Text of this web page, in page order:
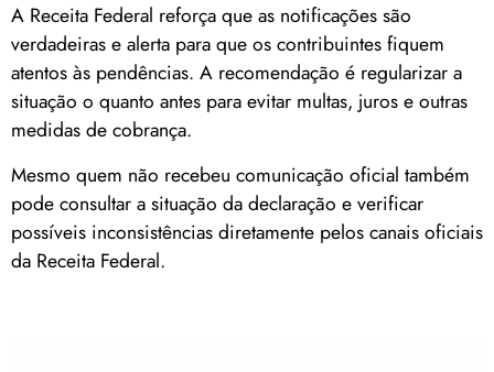
A Receita Federal reforça que as notificações são
verdadeiras e alerta para que os contribuintes fiquem
atentos às pendências. A recomendação é regularizar a
situação o quanto antes para evitar multas, juros e outras
medidas de cobrança.
Mesmo quem não recebeu comunicação oficial também
pode consultar a situação da declaração e verificar
possíveis inconsistências diretamente pelos canais oficiais
da Receita Federal.